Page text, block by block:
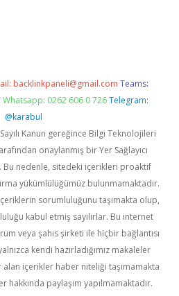
backlinkpaneli@gmail.com Teams:
Whatsapp: 0262 606 0 726 Telegram:
@karabul
Kanun gereğince Bilgi Teknolojileri
onaylanmış bir Yer Sağlayıcı
nedenle, sitedeki içerikleri proaktif
yükümlülüğümüz bulunmamaktadır.
sorumluluğunu taşımakta olup,
kabul etmiş sayılırlar. Bu internet
veya şahıs şirketi ile hiçbir bağlantısı
kendi hazırladığımız makaleler
alan içerikler haber niteliği taşımamakta
hakkında paylaşım yapılmamaktadır.